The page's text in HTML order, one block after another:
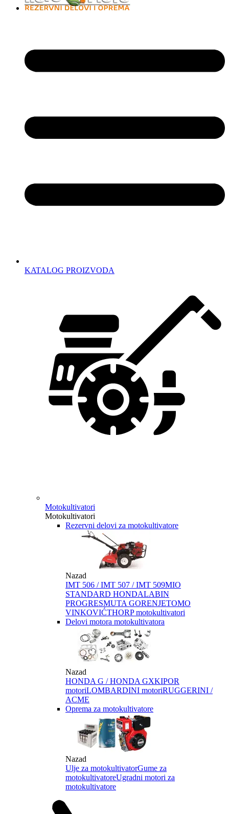
KATALOG PROIZVODA
Motokultivatori
Motokultivatori
Rezervni delovi za motokultivatore
Nazad
IMT 506 / IMT 507 / IMT 509MIO
STANDARD HONDALABIN
PROGRESMUTA GORENJETOMO
VINKOVIĆTHORP motokultivatori
Delovi motora motokultivatora
Nazad
HONDA G / HONDA GXKIPOR
motoriLOMBARDINI motoriRUGGERINI /
ACME
Oprema za motokultivatore
Nazad
Ulje za motokultivatorGume za
motokultivatoreUgradni motori za
motokultivatore